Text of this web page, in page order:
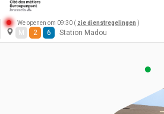
We openen om 09:30 ( zie dienstregelingen )
M 2 6 Station Madou